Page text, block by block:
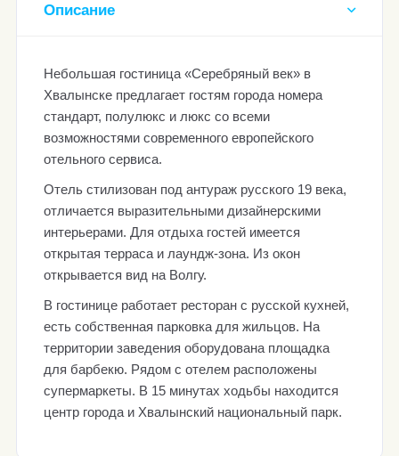
Описание
Небольшая гостиница «Серебряный век» в
Хвалынске предлагает гостям города номера
стандарт, полулюкс и люкс со всеми
возможностями современного европейского
отельного сервиса.
Отель стилизован под антураж русского 19 века,
отличается выразительными дизайнерскими
интерьерами. Для отдыха гостей имеется
открытая терраса и лаундж-зона. Из окон
открывается вид на Волгу.
В гостинице работает ресторан с русской кухней,
есть собственная парковка для жильцов. На
территории заведения оборудована площадка
для барбекю. Рядом с отелем расположены
супермаркеты. В 15 минутах ходьбы находится
центр города и Хвалынский национальный парк.